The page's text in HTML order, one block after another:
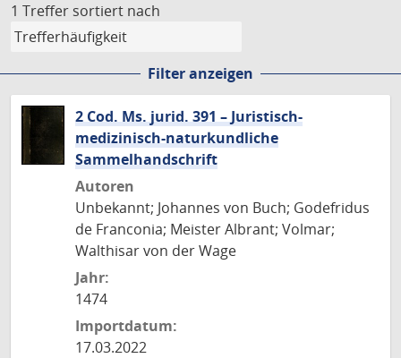
1 Treffer sortiert nach
Filter anzeigen
2 Cod. Ms. jurid. 391 – Juristisch-
medizinisch-naturkundliche
Sammelhandschrift
Autoren
Unbekannt; Johannes von Buch; Godefridus
de Franconia; Meister Albrant; Volmar;
Walthisar von der Wage
Jahr:
1474
Importdatum:
17.03.2022